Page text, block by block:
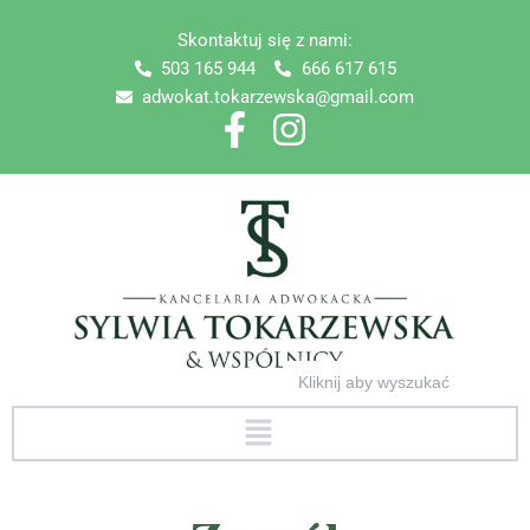
Skontaktuj się z nami:
503 165 944
666 617 615
adwokat.tokarzewska@gmail.com
Menu
Search
for: